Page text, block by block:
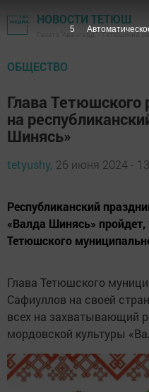
НОВОСТИ ТЕТЮШ
Газета "Авангард" - Тетюшский
ОБЩЕСТВО
Глава Тетюшского
на
Шинясь»
tetyushy, 26 июня 2024 -
Республиканский
«Валда Шинясь»
Тетюшского
Глава Тетюшского
Сафиуллов на своей
всех на захватывающий
мордовской культуры
4